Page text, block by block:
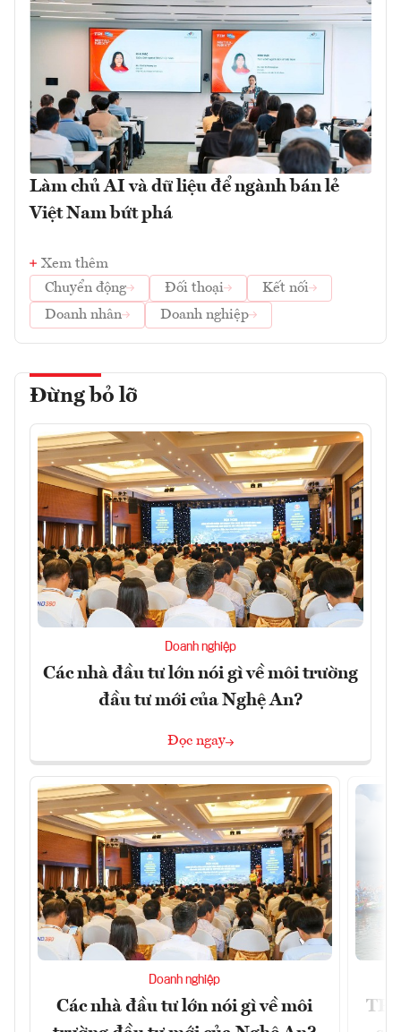
Làm chủ AI và dữ liệu để ngành bán lẻ
Việt Nam bứt phá
Xem thêm
Chuyển động
Đối thoại
Kết nối
Doanh nhân
Doanh nghiệp
Đừng bỏ lỡ
Doanh nghiệp
Các nhà đầu tư lớn nói gì về môi trường
đầu tư mới của Nghệ An?
Đọc ngay
Doanh nghiệp
Các nhà đầu tư lớn nói gì về môi